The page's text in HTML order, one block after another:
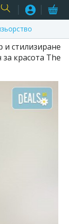
USER
и стилизиране
красота The